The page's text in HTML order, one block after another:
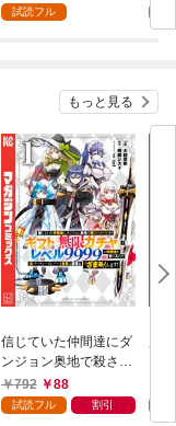
ズってしまう(話売り)
試読フル 版
もっと見る
信じていた仲間達にダ
ンジョン奥地で殺され
かけたがギフト『無限
ガチャ』でレベル９９
792 88
試読フル 割引